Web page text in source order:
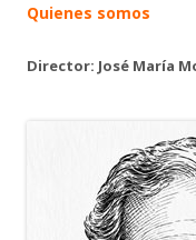
Quienes somos
Director: José María